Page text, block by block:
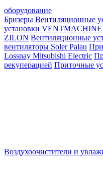
оборудование
Бризеры Вентиляционные
установки VENTMACHINE
ZILON Вентиляционные
вентиляторы Soler Palau
Lossnay Mitsubishi Electric
рекуперацией Приточные
Воздухоочистители и